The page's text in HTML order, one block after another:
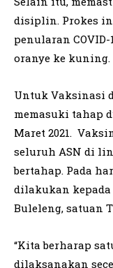
disiplin. Prokes
penularan
oranye ke kuning.
Untuk Vaksinasi
memasuki tahap
Maret 2021.
seluruh ASN di
bertahap. Pada
dilakukan kepada
Buleleng, satuan
“Kita berharap
dilaksanakan